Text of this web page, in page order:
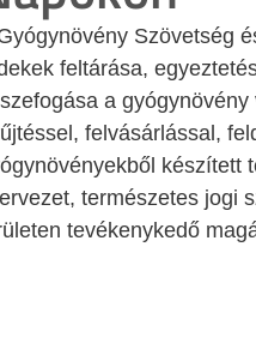
Szövetség
feltárása,
a
felvásárlással,
készített
természetes jogi
tevékenykedő